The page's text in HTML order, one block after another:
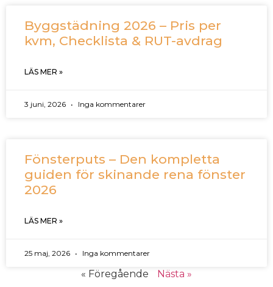
Byggstädning 2026 – Pris per
kvm, Checklista & RUT-avdrag
LÄS MER »
3 juni, 2026 Inga kommentarer
Fönsterputs – Den kompletta
guiden för skinande rena fönster
2026
LÄS MER »
25 maj, 2026 Inga kommentarer
« Föregående Nästa »